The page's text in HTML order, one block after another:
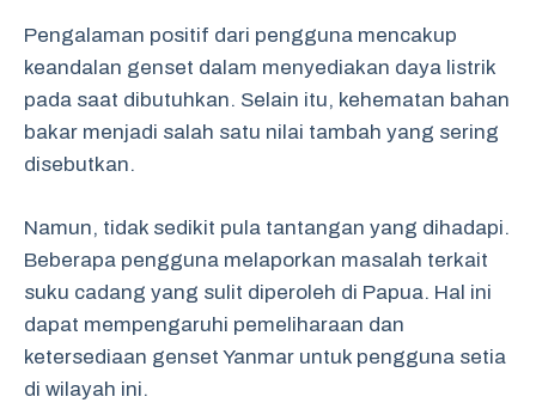
Pengalaman positif dari pengguna mencakup
keandalan genset dalam menyediakan daya listrik
pada saat dibutuhkan. Selain itu, kehematan bahan
bakar menjadi salah satu nilai tambah yang sering
disebutkan.
Namun, tidak sedikit pula tantangan yang dihadapi.
Beberapa pengguna melaporkan masalah terkait
suku cadang yang sulit diperoleh di Papua. Hal ini
dapat mempengaruhi pemeliharaan dan
ketersediaan genset Yanmar untuk pengguna setia
di wilayah ini.